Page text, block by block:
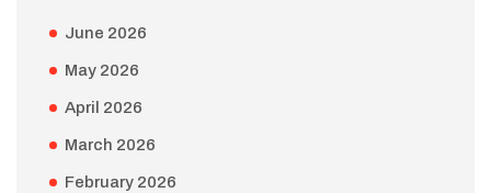
June 2026
May 2026
April 2026
March 2026
February 2026